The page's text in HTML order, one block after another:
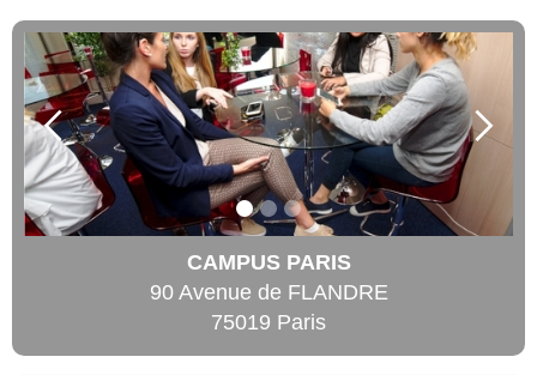
CAMPUS PARIS
90 Avenue de FLANDRE
75019 Paris